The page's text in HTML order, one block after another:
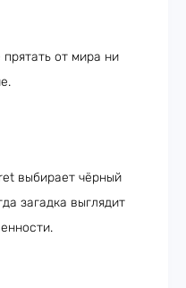
от мира ни
выбирает чёрный
загадка выглядит